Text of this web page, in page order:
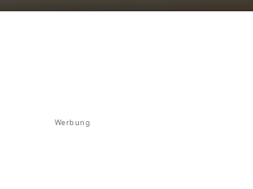
Werbung